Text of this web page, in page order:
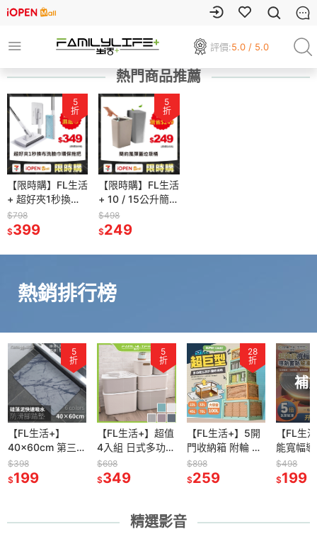
評價:5.0 / 5.0
熱門商品推薦
5
折
【限時購】FL生活
+ 超好夾1秒換布
洗臉巾環保拖把
送8抽8包濕紙巾
$798
$399
5
折
【限時購】FL生活
+ 10 / 15公升簡約
風彈蓋垃圾桶 按
壓式垃圾桶 按壓
桶
$498
$249
熱銷排行榜
5
折
【FL生活+】
40x60cm 第三代
奈米硅藻泥速乾
吸水防滑地墊 硅
$398
$199
5
折
【FL生活+】超值
4入組 日式多功能
可疊加 附蓋 收納
箱 內衣收納 內衣
$698
$349
28
折
【FL生活+】5開
門收納箱 附輪 折
疊收納箱 摺疊收
納箱 收納櫃 收納
收納 棉被收納
$898
$259
補
【FL生
能寬幅
解凍板
24cm/
$498
$199
精選影音